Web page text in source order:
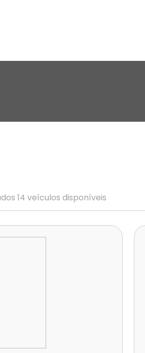
14 veículos disponíveis